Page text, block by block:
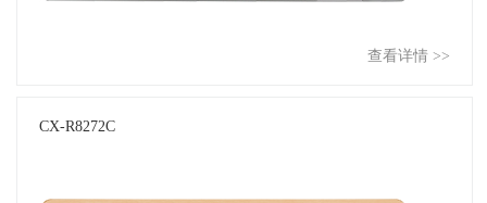
查看详情 >>
CX-R8272C